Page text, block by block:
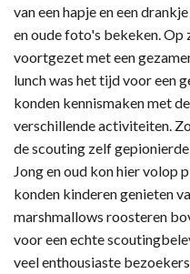
van een hapje en een
en oude foto's bekeken.
voortgezet met een
lunch was het tijd voor een
konden kennismaken met
verschillende activiteiten.
de scouting zelf
Jong en oud kon hier volop
konden kinderen genieten
marshmallows roosteren
voor een echte
veel enthousiaste